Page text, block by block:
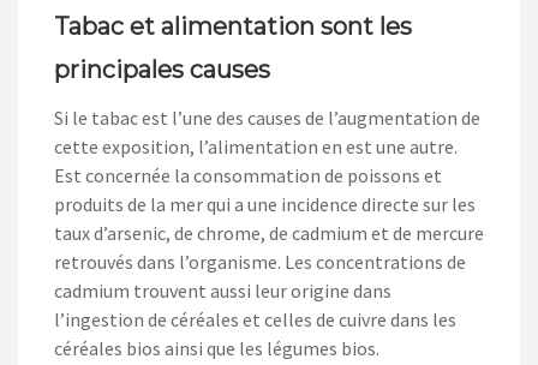
Tabac et alimentation sont les
principales causes
Si le tabac est l’une des causes de l’augmentation de
cette exposition, l’alimentation en est une autre.
Est concernée la consommation de poissons et
produits de la mer qui a une incidence directe sur les
taux d’arsenic, de chrome, de cadmium et de mercure
retrouvés dans l’organisme. Les concentrations de
cadmium trouvent aussi leur origine dans
l’ingestion de céréales et celles de cuivre dans les
céréales bios ainsi que les légumes bios.